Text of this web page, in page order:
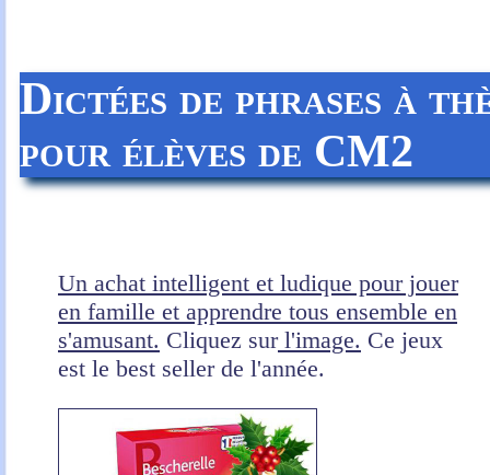
Dictées de phrases à
pour élèves de CM2
Un achat intelligent et ludique pour jouer
en famille et apprendre tous ensemble en
s'amusant. Cliquez surl'image. Ce jeux
est le best seller de l'année.